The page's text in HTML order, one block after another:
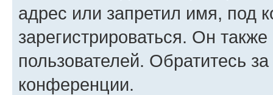
адрес или запретил имя, под
зарегистрироваться. Он
пользователей. Обратитесь
конференции.